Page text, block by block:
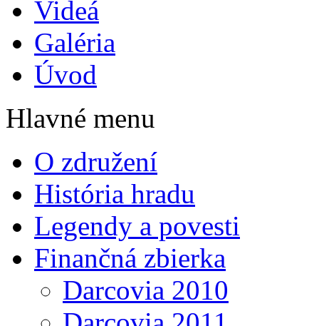
Videá
Galéria
Úvod
Hlavné menu
O združení
História hradu
Legendy a povesti
Finančná zbierka
Darcovia 2010